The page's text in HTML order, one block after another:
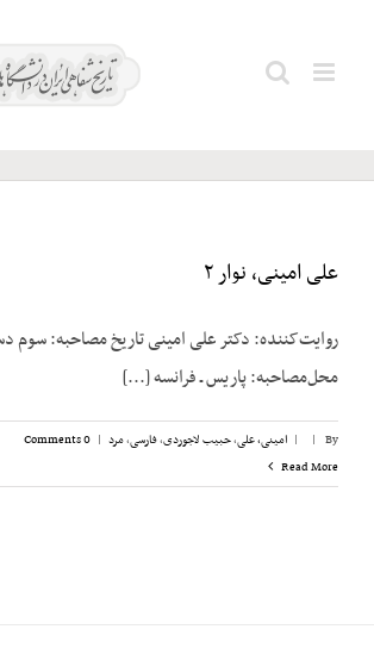
دادور؛
علی امینی، نوار ۲
محل‌مصاحبه: پاریس ـ فرانسه [...]
By
|
| امینی، علی,حبیب لاجوردی,فارسی,مرد |
0 Comments
Read More